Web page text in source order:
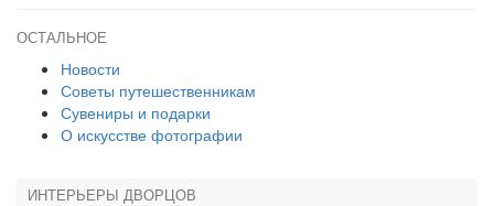
ОСТАЛЬНОЕ
Новости
Советы путешественникам
Сувениры и подарки
О искусстве фотографии
ИНТЕРЬЕРЫ ДВОРЦОВ